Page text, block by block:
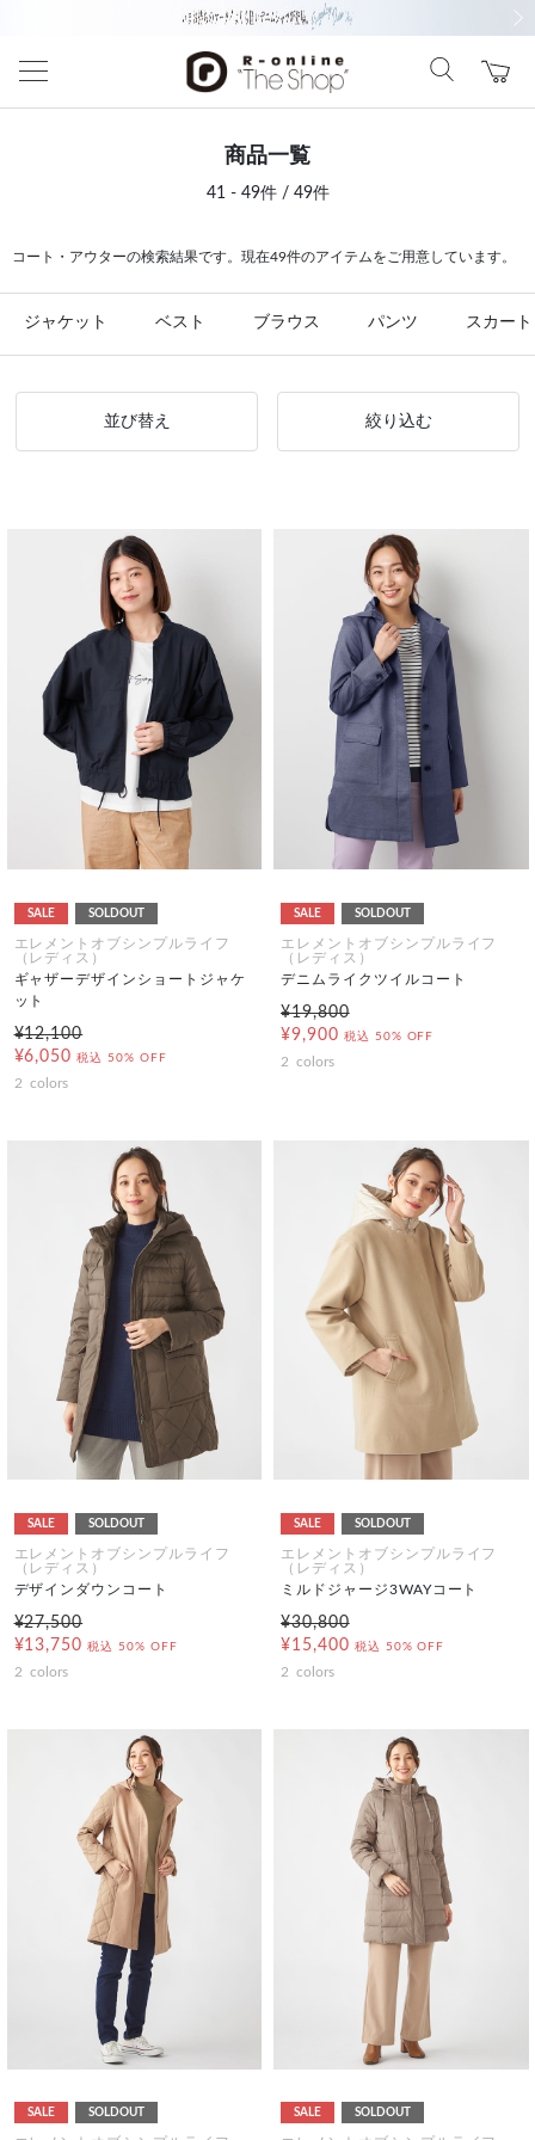
商品一覧
41 - 49件 / 49件
コート・アウターの検索結果です。現在49件のアイテムをご用意しています。
ジャケット ベスト ブラウス パンツ スカート
並び替え 絞り込む
SALE SOLDOUT
エレメントオブシンプルライフ
（レディス）
ギャザーデザインショートジャケ
ット
¥12,100
¥6,050 税込 50% OFF
2 colors
SALE SOLDOUT
エレメントオブシンプルライフ
（レディス）
デニムライクツイルコート
¥19,800
¥9,900 税込 50% OFF
2 colors
SALE SOLDOUT
エレメントオブシンプルライフ
（レディス）
デザインダウンコート
¥27,500
¥13,750 税込 50% OFF
2 colors
SALE SOLDOUT
エレメントオブシンプルライフ
（レディス）
ミルドジャージ3WAYコート
¥30,800
¥15,400 税込 50% OFF
2 colors
SALE SOLDOUT SALE SOLDOUT